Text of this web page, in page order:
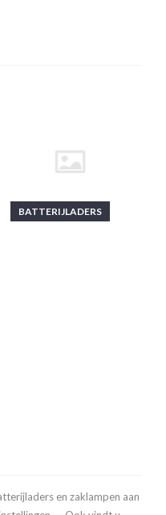
BATTERIJLADERS
en zaklampen aan